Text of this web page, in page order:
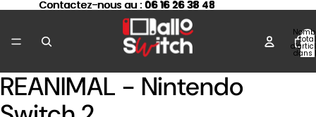
Contactez-nous au : 06 16 26 38 48
Contactez-nous au : 06 16 26 38 48
total
dans
Ouvrir
l’image
en
REANIMAL - Nintendo